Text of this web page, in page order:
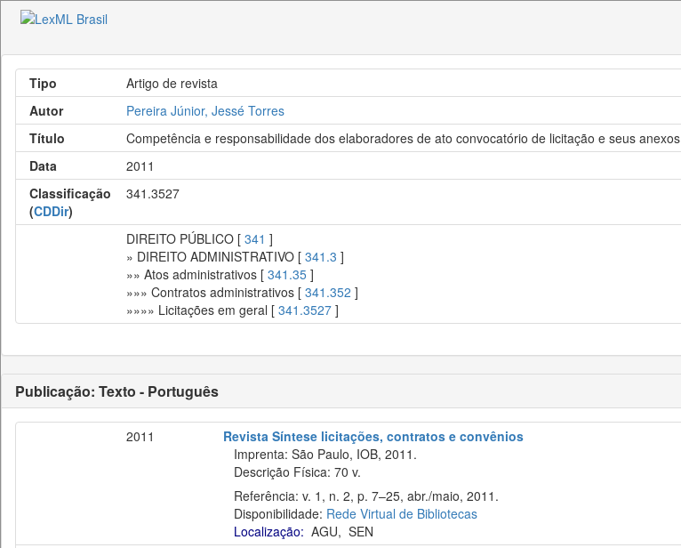
Tipo
Artigo de revista
Autor
Pereira Júnior, Jessé Torres
Título
Competência e responsabilidade dos elaboradores de ato convocatório de licitação e seus anexos
Data
2011
Classificação
(CDDir)
341.3527
DIREITO PÚBLICO [ 341 ]
» DIREITO ADMINISTRATIVO [ 341.3 ]
»» Atos administrativos [ 341.35 ]
»»» Contratos administrativos [ 341.352 ]
»»»» Licitações em geral [ 341.3527 ]
Publicação: Texto - Português
2011
Revista Síntese licitações, contratos e convênios
Imprenta: São Paulo, IOB, 2011.
Descrição Física: 70 v.
Referência: v. 1, n. 2, p. 7–25, abr./maio, 2011.
Disponibilidade: Rede Virtual de Bibliotecas
Localização: AGU, SEN